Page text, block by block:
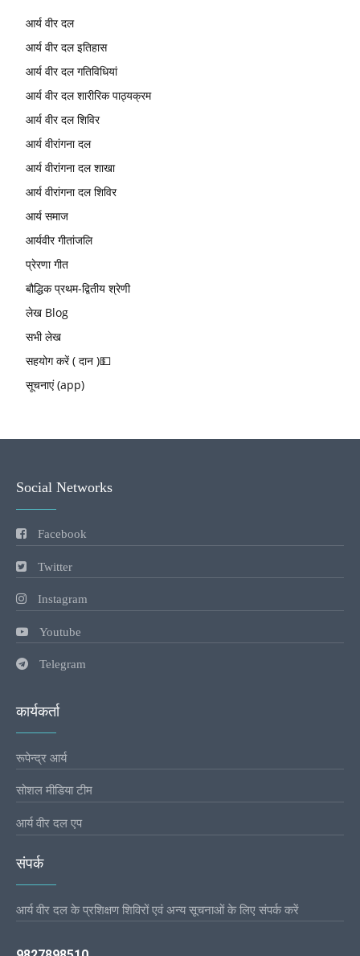
आर्य वीर दल
आर्य वीर दल इतिहास
आर्य वीर दल गतिविधियां
आर्य वीर दल शारीरिक पाठ्यक्रम
आर्य वीर दल शिविर
आर्य वीरांगना दल
आर्य वीरांगना दल शाखा
आर्य वीरांगना दल शिविर
आर्य समाज
आर्यवीर गीतांजलि
प्रेरणा गीत
बौद्धिक प्रथम-द्वितीय श्रेणी
लेख Blog
सभी लेख
सहयोग करें ( दान )💵
सूचनाएं (app)
Social Networks
Facebook
Twitter
Instagram
Youtube
Telegram
कार्यकर्ता
रूपेन्द्र आर्य
सोशल मीडिया टीम
आर्य वीर दल एप
संपर्क
आर्य वीर दल के प्रशिक्षण शिविरों एवं अन्य सूचनाओं के लिए संपर्क करें